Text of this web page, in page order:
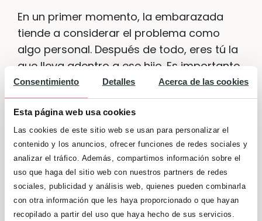
Consentimiento Detalles Acerca de las cookies
Esta página web usa cookies
Las cookies de este sitio web se usan para personalizar el
contenido y los anuncios, ofrecer funciones de redes sociales y
analizar el tráfico. Además, compartimos información sobre el
uso que haga del sitio web con nuestros partners de redes
sociales, publicidad y análisis web, quienes pueden combinarla
con otra información que les haya proporcionado o que hayan
recopilado a partir del uso que haya hecho de sus servicios.
En un primer momento, la embarazada
tiende a considerar el problema como
algo personal. Después de todo, eres tú la
que lleva adentro a ese hijo. Es importante
que también te comuniques con tu pareja,
escuches y acompañes sus sentimientos,
y ambos os sostengáis en el dolor, para
encontrar juntos una luz al final del túnel.
Confía en tus instintos
Puedes pedir una segunda o una tercera
opinión. Pero nadie conoce a tu bebé tanto